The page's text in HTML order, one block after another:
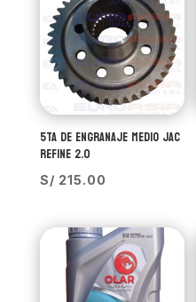
5TA DE ENGRANAJE MEDIO JAC
REFINE 2.0
S/ 215.00